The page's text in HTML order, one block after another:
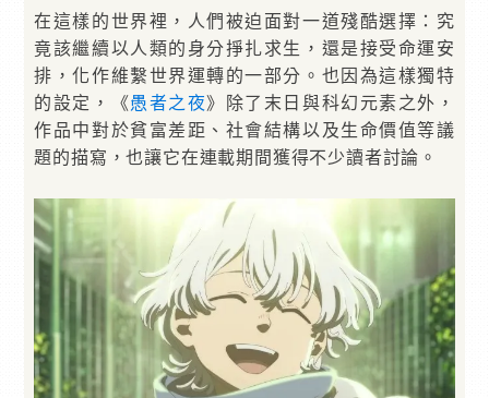
在這樣的世界裡，人們被迫面對一道殘酷選擇：究
竟該繼續以人類的身分掙扎求生，還是接受命運安
排，化作維繫世界運轉的一部分。也因為這樣獨特
的設定，《愚者之夜》除了末日與科幻元素之外，
作品中對於貧富差距、社會結構以及生命價值等議
題的描寫，也讓它在連載期間獲得不少讀者討論。